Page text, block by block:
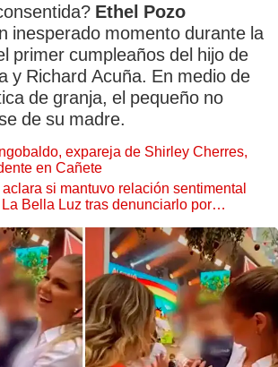
Ethel Pozo
inesperado momento durante la
primer cumpleaños del hijo de
y Richard Acuña. En medio de
de granja, el pequeño no
de su madre.
expareja de Shirley Cherres,
en Cañete
si mantuvo relación sentimental
Bella Luz tras denunciarlo por